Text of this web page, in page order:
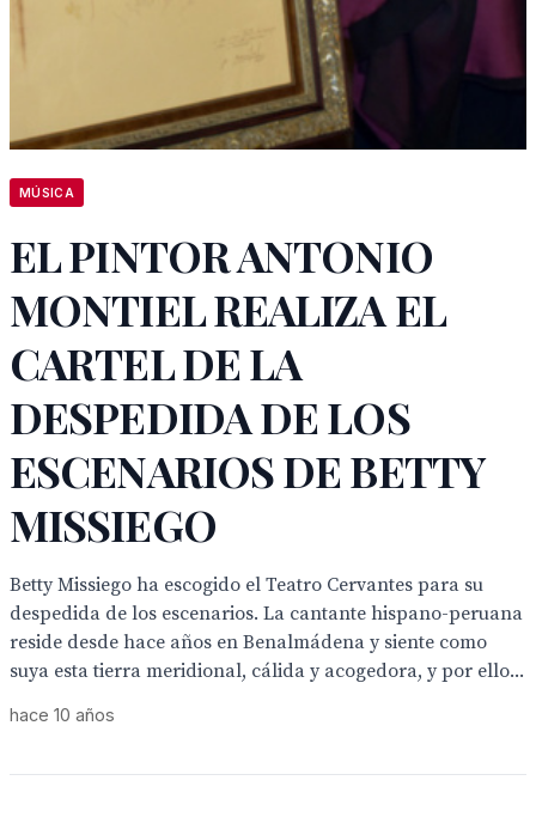
MÚSICA
EL PINTOR ANTONIO
MONTIEL REALIZA EL
CARTEL DE LA
DESPEDIDA DE LOS
ESCENARIOS DE BETTY
MISSIEGO
Betty Missiego ha escogido el Teatro Cervantes para su
despedida de los escenarios. La cantante hispano-peruana
reside desde hace años en Benalmádena y siente como
suya esta tierra meridional, cálida y acogedora, y por ello...
hace 10 años